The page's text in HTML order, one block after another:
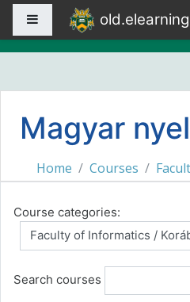
Skip to main content
Side panel
Magyar
Home Courses
Course categories:
Search courses